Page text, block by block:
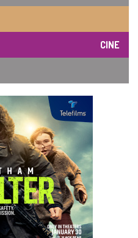
CINE